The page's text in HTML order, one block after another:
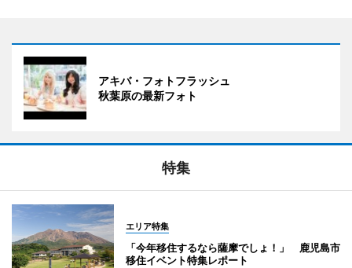
アキバ・フォトフラッシュ
秋葉原の最新フォト
特集
エリア特集
「今年移住するなら薩摩でしょ！」 鹿児島市
移住イベント特集レポート